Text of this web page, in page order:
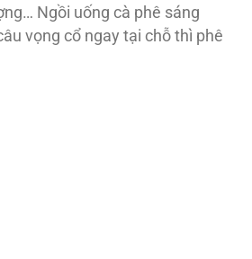
Ngồi uống cà phê sáng
vọng cổ ngay tại chỗ thì phê